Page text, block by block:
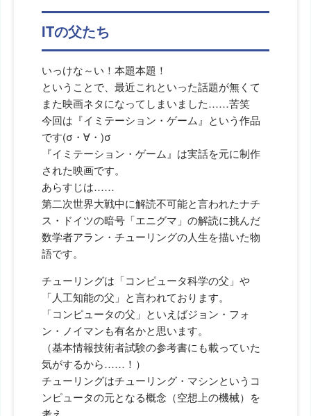
ITの父たち
いっけな～い！本題本題！
ということで、最近これといった話題が無くて
また映画ネタになってしまいました……苦笑
今回は『イミテーション・ゲーム』という作品
です(σ・∀・)σ
『イミテーション・ゲーム』は実話を元に制作
された映画です。
あらすじは……
第二次世界大戦中に解読不可能と言われたナチ
ス・ドイツの暗号「エニグマ」の解読に挑んだ
数学者アラン・チューリングの人生を描いた物
語です。
チューリングは「コンピュータ科学の父」や
「人工知能の父」と言われております。
「コンピュータの父」といえばジョン・フォ
ン・ノイマンも有名かと思います。
（基本情報技術者試験の参考書にも載っていた
気がするから……！）
チューリングはチューリング・マシンというコ
ンピュータの元となる概念（空想上の機械）を